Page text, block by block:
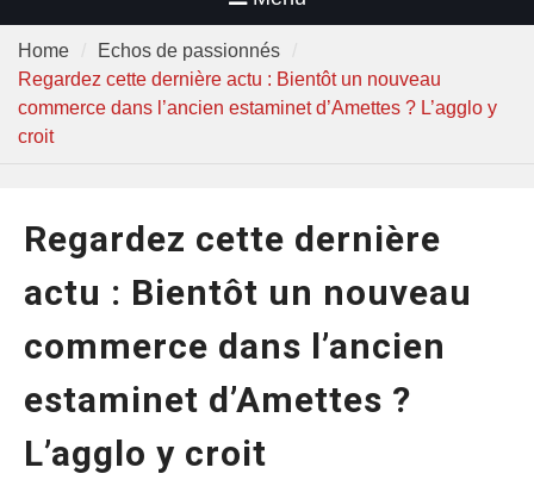
Home
Echos de passionnés
Regardez cette dernière actu : Bientôt un nouveau
commerce dans l’ancien estaminet d’Amettes ? L’agglo y
croit
Regardez cette dernière
actu : Bientôt un nouveau
commerce dans l’ancien
estaminet d’Amettes ?
L’agglo y croit